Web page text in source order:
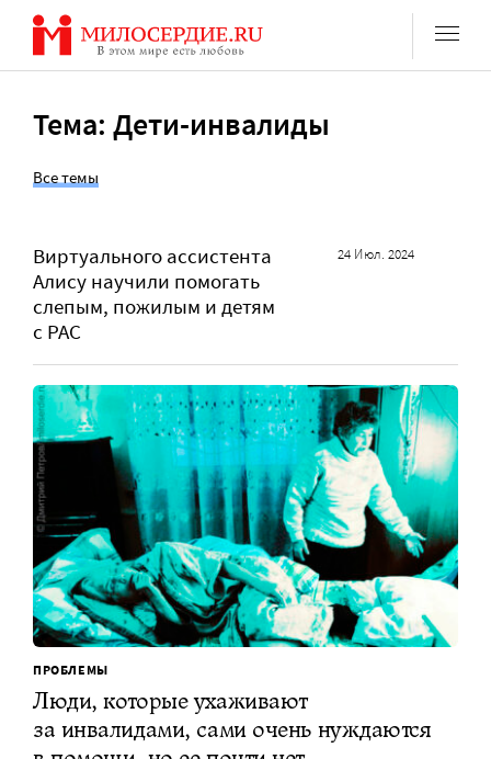
Перейти
содержанию
Тема: Дети-инвалиды
Все темы
Виртуального ассистента
Алису научили помогать
слепым, пожилым и детям
с РАС
24 Июл. 2024
ПРОБЛЕМЫ
Люди, которые ухаживают
за инвалидами, сами очень нуждаются